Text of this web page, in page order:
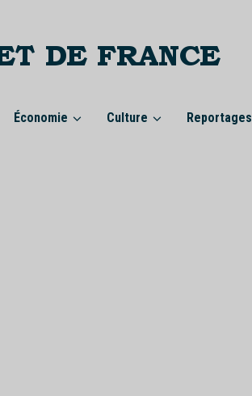
Économie Culture Reportages